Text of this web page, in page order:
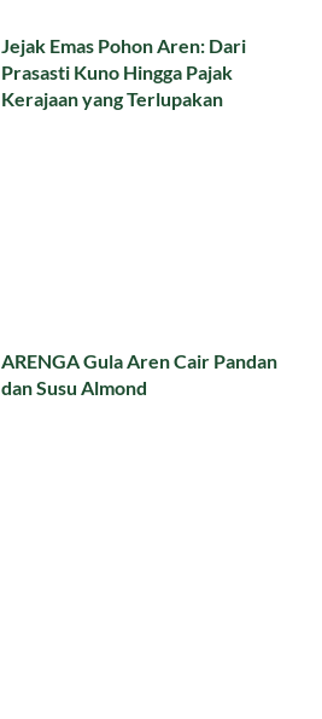
Jejak Emas Pohon Aren: Dari
Prasasti Kuno Hingga Pajak
Kerajaan yang Terlupakan
ARENGA Gula Aren Cair Pandan
dan Susu Almond